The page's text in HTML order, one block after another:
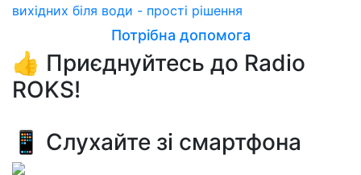
вихідних біля води - прості рішення
Потрібна допомога
👍 Приєднуйтесь до Radio
ROKS!
📱 Слухайте зі смартфона